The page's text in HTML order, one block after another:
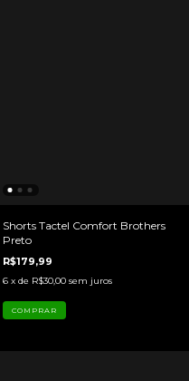
Shorts Tactel Comfort Brothers
Preto
R$179,99
6 x de R$30,00 sem juros
COMPRAR